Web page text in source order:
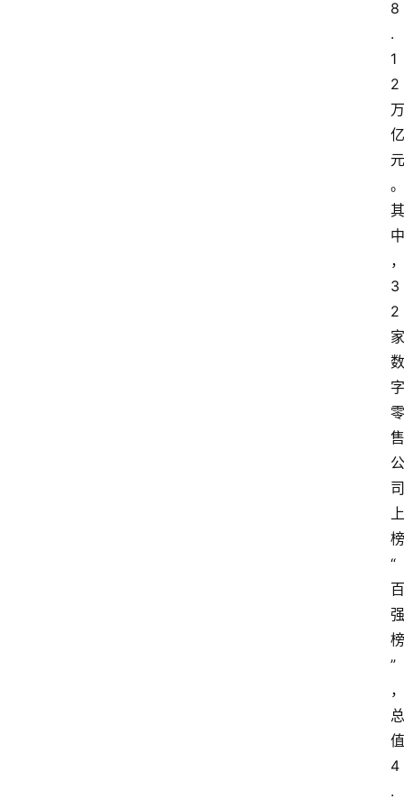
8
.
1
2
万
亿
元
。
其
中
，
3
2
家
数
字
零
售
公
司
上
榜
“
百
强
榜
”
，
总
值
4
.